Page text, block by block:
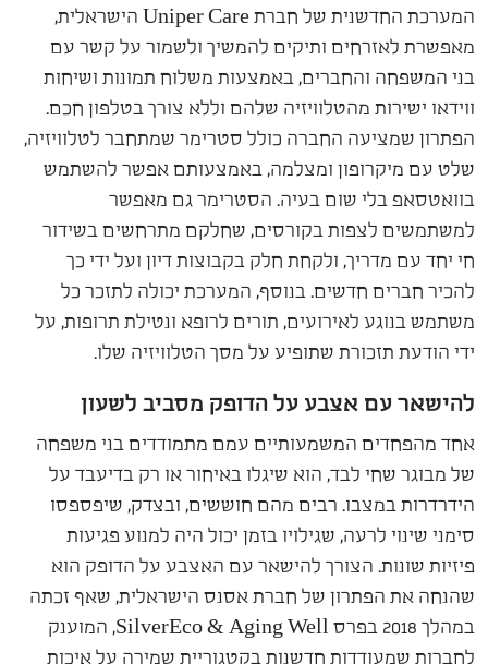
המערכת החדשנית של חברת Uniper Care הישראלית,
מאפשרת לאזרחים ותיקים להמשיך ולשמור על קשר עם
בני המשפחה והחברים, באמצעות משלוח תמונות ושיחות
ווידאו ישירות מהטלוויזיה שלהם וללא צורך בטלפון חכם.
הפתרון שמציעה החברה כולל סטרימר שמתחבר לטלוויזיה,
שלט עם מיקרופון ומצלמה, באמצעותם אפשר להשתמש
בוואטסאפ בלי שום בעיה. הסטרימר גם מאפשר
למשתמשים לצפות בקורסים, שחלקם מתרחשים בשידור
חי יחד עם מדריך, ולקחת חלק בקבוצות דיון ועל ידי כך
להכיר חברים חדשים. בנוסף, המערכת יכולה לתזכר כל
משתמש בנוגע לאירועים, תורים לרופא ונטילת תרופות, על
ידי הודעת תזכורת שתופיע על מסך הטלוויזיה שלו.
להישאר עם אצבע על הדופק מסביב לשעון
אחד מהפחדים המשמעותיים עמם מתמודדים בני משפחה
של מבוגר שחי לבד, הוא שיגלו באיחור או רק בדיעבד על
הידרדרות במצבו. רבים מהם חוששים, ובצדק, שיפספסו
סימני שינוי לרעה, שגילויו בזמן יכול היה למנוע פגיעות
פיזיות שונות. הצורך להישאר עם האצבע על הדופק הוא
שהנחה את הפתרון של חברת אסנס הישראלית, שאף זכתה
במהלך 2018 בפרס SilverEco & Aging Well, המוענק
לחברות שמעודדות חדשנות בקטגוריית שמירה על איכות